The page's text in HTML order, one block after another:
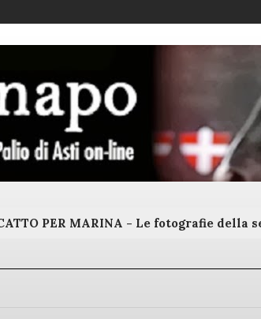
PER MARINA - Le fotografie della